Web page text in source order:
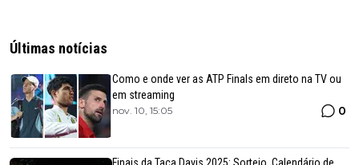
Últimas notícias
Como e onde ver as ATP Finals em direto na TV ou
em streaming
nov. 10, 15:05 0